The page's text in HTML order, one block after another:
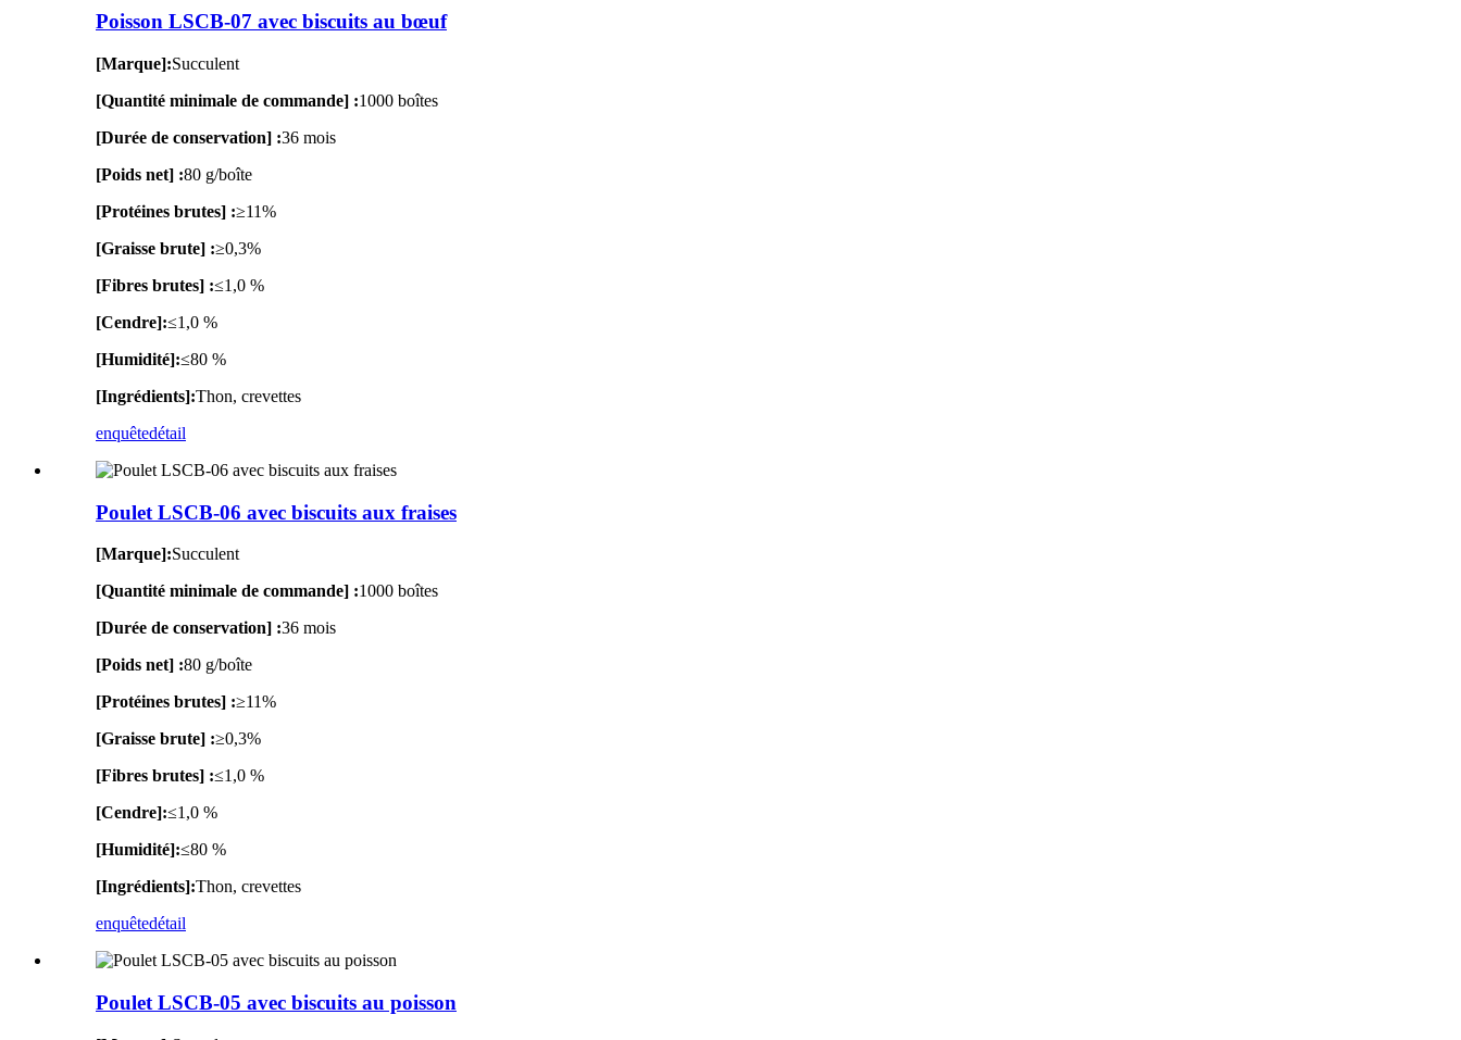
Poisson LSCB-07 avec biscuits au bœuf
[Marque]:Succulent
[Quantité minimale de commande] :1000 boîtes
[Durée de conservation] :36 mois
[Poids net] :80 g/boîte
[Protéines brutes] :≥11%
[Graisse brute] :≥0,3%
[Fibres brutes] :≤1,0 %
[Cendre]:≤1,0 %
[Humidité]:≤80 %
[Ingrédients]:Thon, crevettes
enquêtedétail
Poulet LSCB-06 avec biscuits aux fraises
[Marque]:Succulent
[Quantité minimale de commande] :1000 boîtes
[Durée de conservation] :36 mois
[Poids net] :80 g/boîte
[Protéines brutes] :≥11%
[Graisse brute] :≥0,3%
[Fibres brutes] :≤1,0 %
[Cendre]:≤1,0 %
[Humidité]:≤80 %
[Ingrédients]:Thon, crevettes
enquêtedétail
Poulet LSCB-05 avec biscuits au poisson